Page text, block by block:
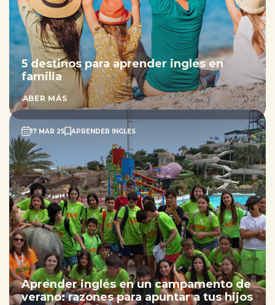
5 destinos para aprender inglés en
familia
SABER MÁS
17 MAR 25 APRENDER INGLES
Aprender inglés en un campamento de
verano: razones para apuntar a tus hijos